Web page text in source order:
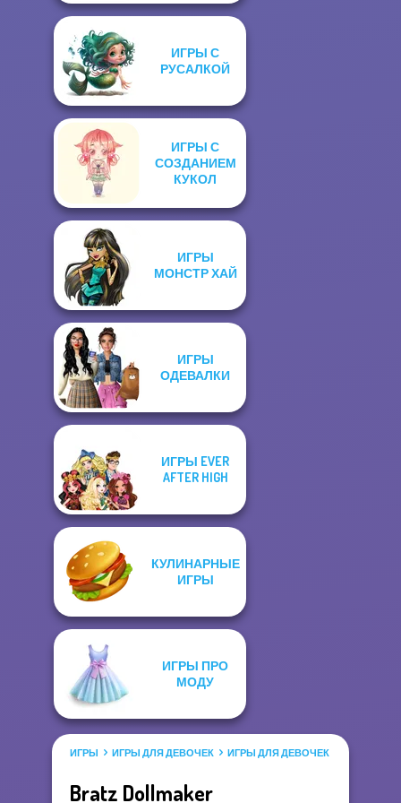
ИГРЫ С
РУСАЛКОЙ
ИГРЫ С
СОЗДАНИЕМ
КУКОЛ
ИГРЫ
МОНСТР ХАЙ
ИГРЫ
ОДЕВАЛКИ
ИГРЫ EVER
AFTER HIGH
КУЛИНАРНЫЕ
ИГРЫ
ИГРЫ ПРО
МОДУ
ИГРЫ ИГРЫ ДЛЯ ДЕВОЧЕК ИГРЫ ДЛЯ ДЕВОЧЕК САЛОН
Bratz Dollmaker